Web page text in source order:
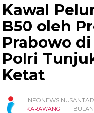
Kawal
B50 oleh
Prabowo di
Polri
Ketat
INFONEWS
KARAWANG - 1